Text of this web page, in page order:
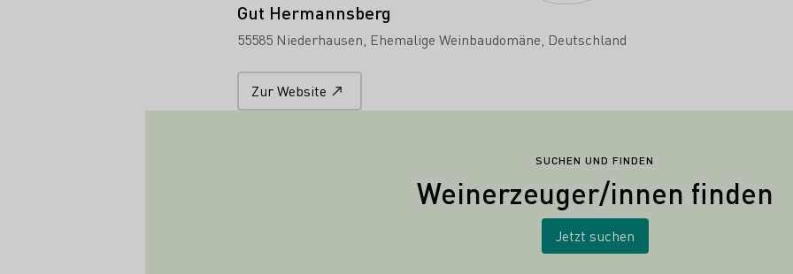
Gut Hermannsberg
55585 Niederhausen Ehemalige Weinbaudomäne Deutschland
Zur Website
SUCHEN UND FINDEN
Weinerzeuger/innen finden
Jetzt suchen